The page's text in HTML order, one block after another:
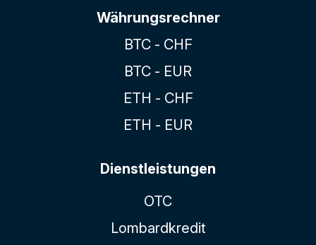
Währungsrechner
BTC - CHF
BTC - EUR
ETH - CHF
ETH - EUR
Dienstleistungen
OTC
Lombardkredit